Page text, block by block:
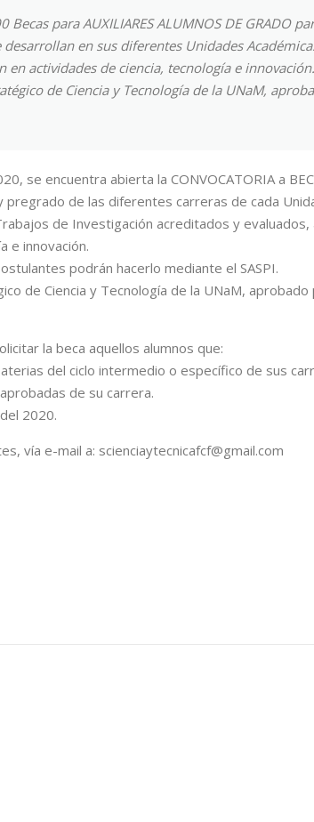
Becas para AUXILIARES ALUMNOS DE GRADO
en sus diferentes Unidades
en actividades de ciencia, tecnología e innovación.
de Ciencia y Tecnología de la UNaM,
se encuentra abierta la CONVOCATORIA a
de las diferentes carreras de cada
de Investigación acreditados y evaluados,
e innovación.
podrán hacerlo mediante el SASPI.
de Ciencia y Tecnología de la UNaM, aprobado
la beca aquellos alumnos que:
del ciclo intermedio o específico de sus
de su carrera.
2020.
vía e-mail a: scienciaytecnicafcf@gmail.com